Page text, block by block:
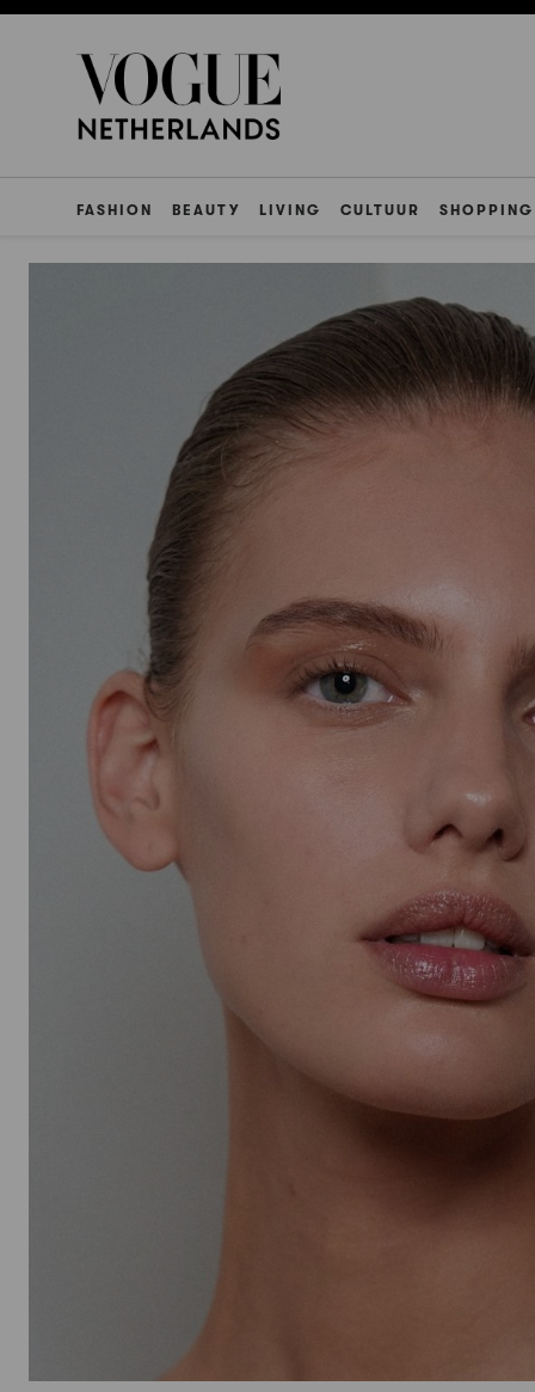
FASHION BEAUTY LIVING CULTUUR SHOPPING